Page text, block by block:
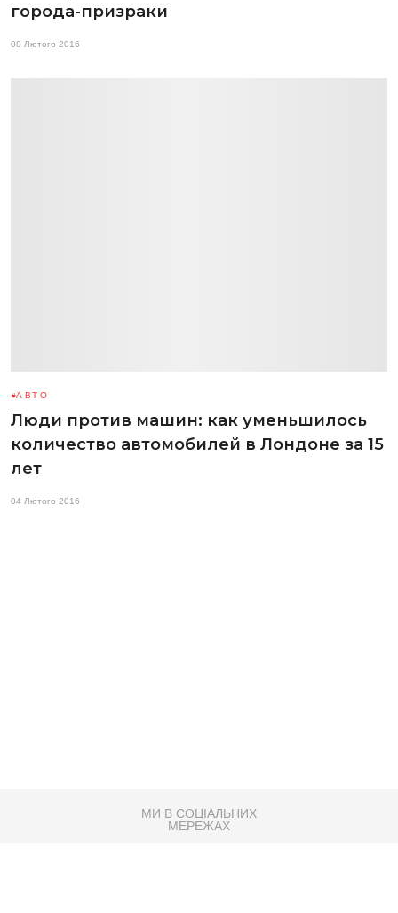
города-призраки
08 Лютого 2016
АВТО
Люди против машин: как уменьшилось
количество автомобилей в Лондоне за 15
лет
04 Лютого 2016
МИ В СОЦІАЛЬНИХ
МЕРЕЖАХ